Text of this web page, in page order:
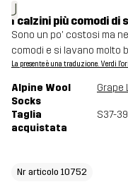
J
I calzini più comodi di
Sono un po' costosi ma
comodi e si lavano molto
La presente è una traduzione. Verdi
Alpine Wool
Socks
Grape
Taglia
acquistata
S37-39
Nr articolo 10752